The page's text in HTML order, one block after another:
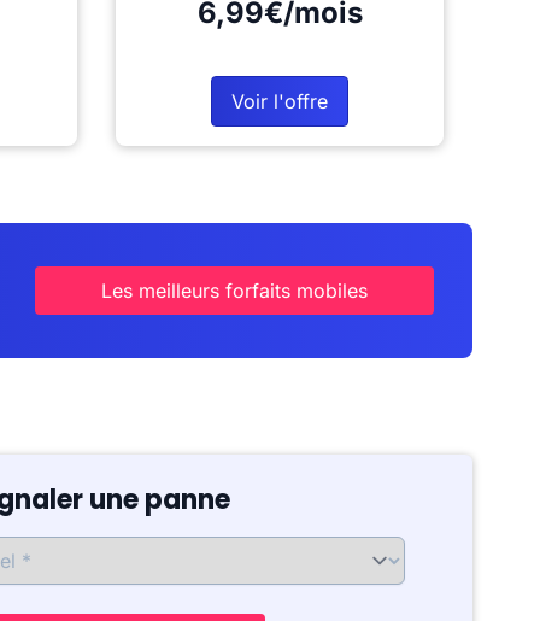
6,99€/mois
Voir l'offre
Les meilleurs forfaits mobiles
une panne